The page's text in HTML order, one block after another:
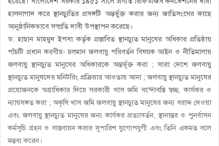
হালনাগাদ করে স্থানচ্যুতির প্রসঙ্গটি অন্তর্ভুক্ত করার জন্য জাতিসংঘের কাছে
আনুষ্ঠানিকভাবে সম্প্রতি দাবী উপস্থাপন করেছে।
ড. হাছান মাহমুদ ইপসা কর্তৃক প্রস্তাবিত স্থানচ্যুত মানুষের অধিকার প্রতিষ্ঠায়
পাঁচটি প্রধান করণীয়- চলমান জলবায়ু পরিবর্তন বিষয়ক আইন ও নীতিমালায়
জলবায়ু স্থানচ্যুত মানুষের অধিকারকে অন্তর্ভূক্ত করা ; সারা দেশে জলবায়ু
স্থানচ্যুত মানুষদের মনিটরিং প্রক্রিয়ার আওতায় আনা ; জলবায়ু স্থানচ্যুত মানুষের
প্রয়োজনকে অগ্রাধিকার দিয়ে সরকারী খাস জমি বন্দোবস্তি স্বচ্ছ, কার্যকর ও
ন্যায়সঙ্গত করা ; অকৃষি খাস জমি জলবায়ু স্থানচ্যুত মানুষের জন্য বরাদ্দ দেওয়া
এবং জলবায়ু স্থানচ্যুত মানুষের জন্য কার্যকর প্রত্যাবর্তন, স্থানান্তর ও পুনর্বাসন
কর্মসূচি গ্রহন ও বাস্তবায়ন করার সুপারিশ যুগোপযুগী এবং তিনি একমত বলে
মন্তব্য করেন।